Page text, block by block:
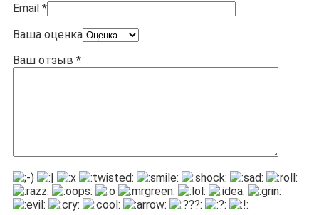
Email *
Ваша оценка
Ваш отзыв *